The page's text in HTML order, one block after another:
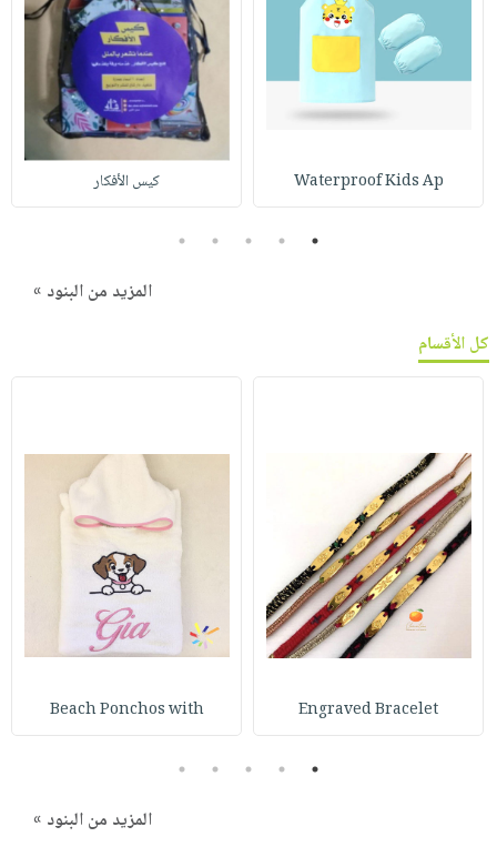
Waterproof Kids Ap كيس الأفكار
1
2
3
4
5
المزيد من البنود »
كل الأقسام
Engraved Bracelet
Beach Ponchos with
1
2
3
4
5
المزيد من البنود »